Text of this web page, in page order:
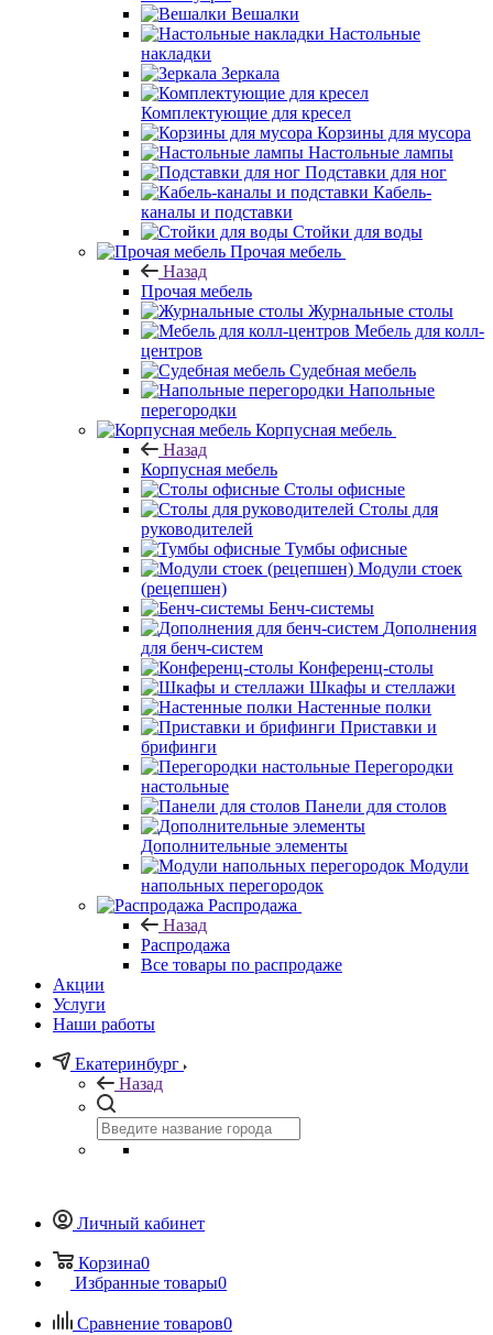
Вешалки
Настольные
накладки
Зеркала
Комплектующие для кресел
Корзины для мусора
Настольные лампы
Подставки для ног
Кабель-
каналы и подставки
Стойки для воды
Прочая мебель
Назад
Прочая мебель
Журнальные столы
Мебель для колл-
центров
Судебная мебель
Напольные
перегородки
Корпусная мебель
Назад
Корпусная мебель
Столы офисные
Столы для
руководителей
Тумбы офисные
Модули стоек
(рецепшен)
Бенч-системы
Дополнения
для бенч-систем
Конференц-столы
Шкафы и стеллажи
Настенные полки
Приставки и
брифинги
Перегородки
настольные
Панели для столов
Дополнительные элементы
Модули
напольных перегородок
Распродажа
Назад
Распродажа
Все товары по распродаже
Акции
Услуги
Наши работы
Екатеринбург
Назад
Личный кабинет
Корзина0
Избранные товары0
Сравнение товаров0